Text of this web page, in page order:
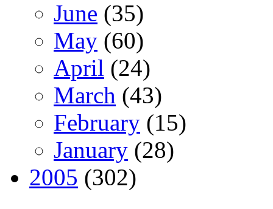
June (35)
May (60)
April (24)
March (43)
February (15)
January (28)
2005 (302)